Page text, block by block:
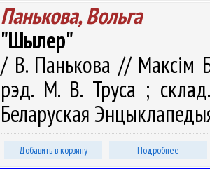
Панькова, Вольга
"Шылер"
/ В. Панькова // Максім
рэд. М. В. Труса ;
Беларуская
Добавить в корзину Подробнее